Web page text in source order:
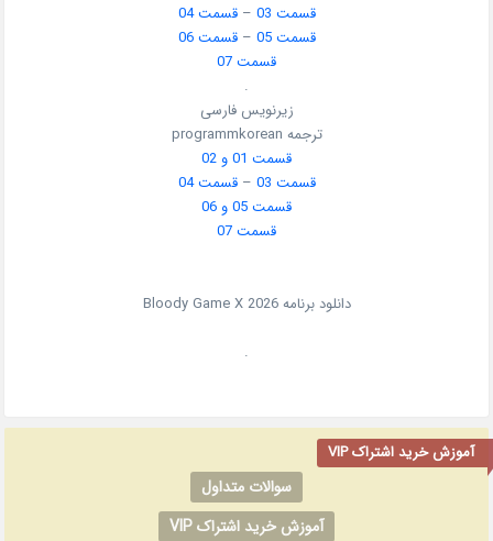
قسمت 03
–قسمت 04
قسمت 05
–قسمت 06
قسمت 07
.
زیرنویس فارسی
ترجمه programmkorean
قسمت 01 و 02
قسمت 03
–قسمت 04
قسمت 05 و 06
قسمت 07
دانلود برنامه Bloody Game X 2026
.
آموزش خرید اشتراک VIP
سوالات متداول
آموزش خرید اشتراک VIP